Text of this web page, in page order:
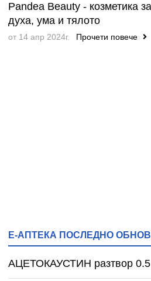
Pandea Beauty - козметика
духа, ума и тялото
от 14 апр 2024г. Прочети повече
Е-АПТЕКА ПОСЛЕДНО
АЦЕТОКАУСТИН разтвор